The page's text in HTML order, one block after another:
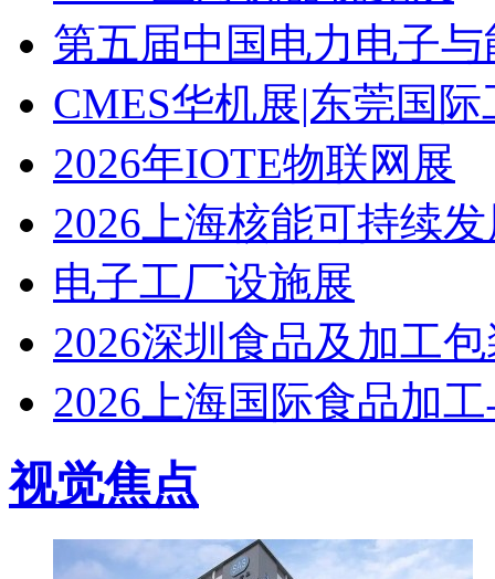
第五届中国电力电子
CMES华机展|东莞国
2026年IOTE物联网展
2026上海核能可持续
电子工厂设施展
2026深圳食品及加工
2026上海国际食品加
视觉焦点